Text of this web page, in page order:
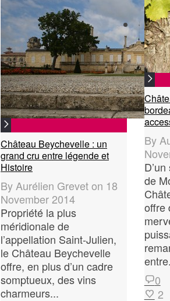
Château Beychevelle : un
grand cru entre légende et
Histoire
By Aurélien Greveton 18
November 2014
Propriété la plus
méridionale de
l’appellation Saint-Julien,
le Château Beychevelle
offre, en plus d’un cadre
somptueux, des vins
charmeurs...
By
de
offre
0
2